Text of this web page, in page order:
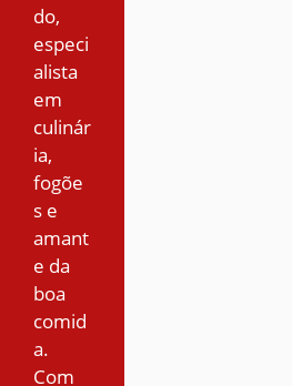
do,
especi
alista
em
culinár
ia,
fogõe
s e
amant
e da
boa
comid
a.
Com